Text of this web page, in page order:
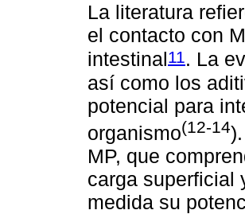
La literatura
el contacto con
intestinal11 . La
así como los
potencial para
organismo(12-14
MP, que
carga superficial
medida su